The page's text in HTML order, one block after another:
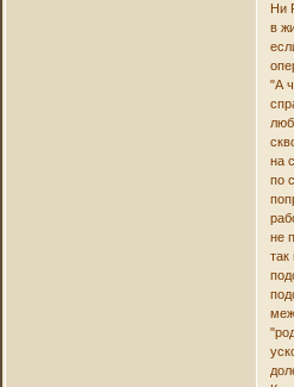
Ни
в
"А
на
по
не
так